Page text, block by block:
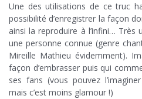
Une des utilisations de ce truc
possibilité d’enregistrer la façon
ainsi la reproduire à l’infini… Très
une personne connue (genre
Mireille Mathieu évidemment).
façon d’embrasser puis qui
ses fans (vous pouvez
mais c’est moins glamour !)